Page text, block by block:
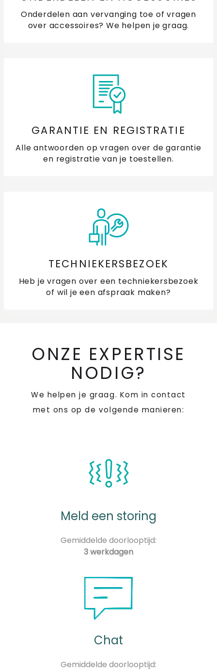
Onderdelen aan vervanging toe of vragen
over accessoires? We helpen je graag.
GARANTIE EN REGISTRATIE
Alle antwoorden op vragen over de garantie
en registratie van je toestellen.
TECHNIEKERSBEZOEK
Heb je vragen over een techniekersbezoek
of wil je een afspraak maken?
ONZE EXPERTISE
NODIG?
We helpen je graag. Kom in contact
met ons op de volgende manieren:
Meld een storing
Gemiddelde doorlooptijd:
3 werkdagen
Chat
Gemiddelde doorlooptijd: